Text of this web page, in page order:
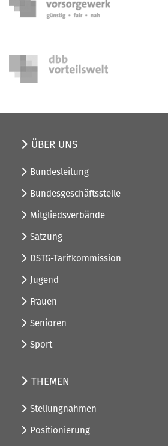
ÜBER UNS
Bundesleitung
Bundesgeschäftsstelle
Mitgliedsverbände
Satzung
DSTG-Tarifkommission
Jugend
Frauen
Senioren
Sport
THEMEN
Stellungnahmen
Positionierung